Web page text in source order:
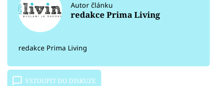
Autor článku
redakce Prima Living
redakce Prima Living
VSTOUPIT DO DISKUZE